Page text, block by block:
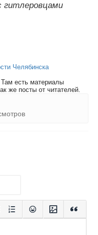
гитлеровцами
Челябинска
Там есть материалы
же посты от читателей.